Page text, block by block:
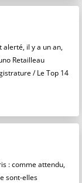
alerté, il y a un an,
Retailleau
/ Le Top 14
: comme attendu,
sont-elles